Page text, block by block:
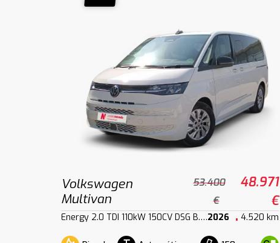
Volkswagen
Multivan
53.400
€
48.971
€
Energy 2.0 TDI 110kW 150CV DSG B.Larga2026 4.520 km